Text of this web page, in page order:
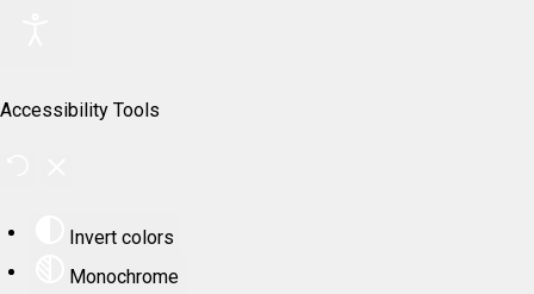
Accessibility Tools
Invert colors
Monochrome